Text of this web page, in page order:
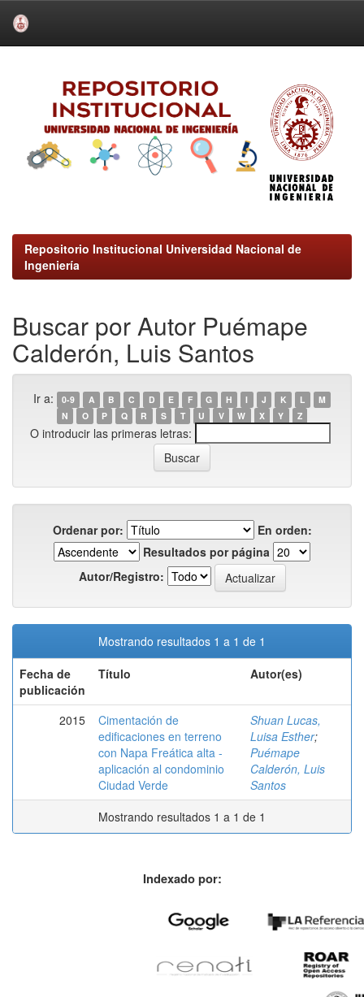
Repositorio Institucional Universidad Nacional de
Ingeniería
Buscar por Autor Puémape
Calderón, Luis Santos
Ir a: 0-9 A B C D E F G H I J K L
M
N
O P Q R S T U V W X Y Z
O introducir las primeras letras:
Ordenar por:
En orden:
Resultados por página
Autor/Registro:
Mostrando resultados 1 a 1 de 1
Fecha de
publicación
Título Autor(es)
2015
Cimentación de
edificaciones en terreno
con Napa Freática alta -
aplicación al condominio
Ciudad Verde
Shuan Lucas,
Luisa Esther;
Puémape
Calderón, Luis
Santos
Mostrando resultados 1 a 1 de 1
Indexado por: